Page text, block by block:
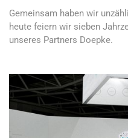
Gemeinsam haben wir
heute feiern wir sieben
unseres Partners Doepke.